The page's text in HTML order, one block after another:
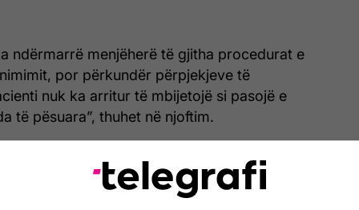
ndërmarrë menjëherë të gjitha procedurat e
por përkundër përpjekjeve të
nuk ka arritur të mbijetojë si pasojë e
të pësuara”, thuhet në njoftim.
Ndalohet për 48 orë i dyshuari për vrasjen